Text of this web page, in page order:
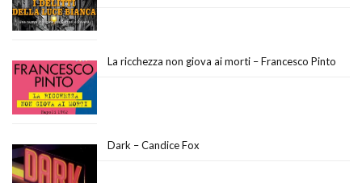
La ricchezza non giova ai morti – Francesco Pinto
Dark – Candice Fox